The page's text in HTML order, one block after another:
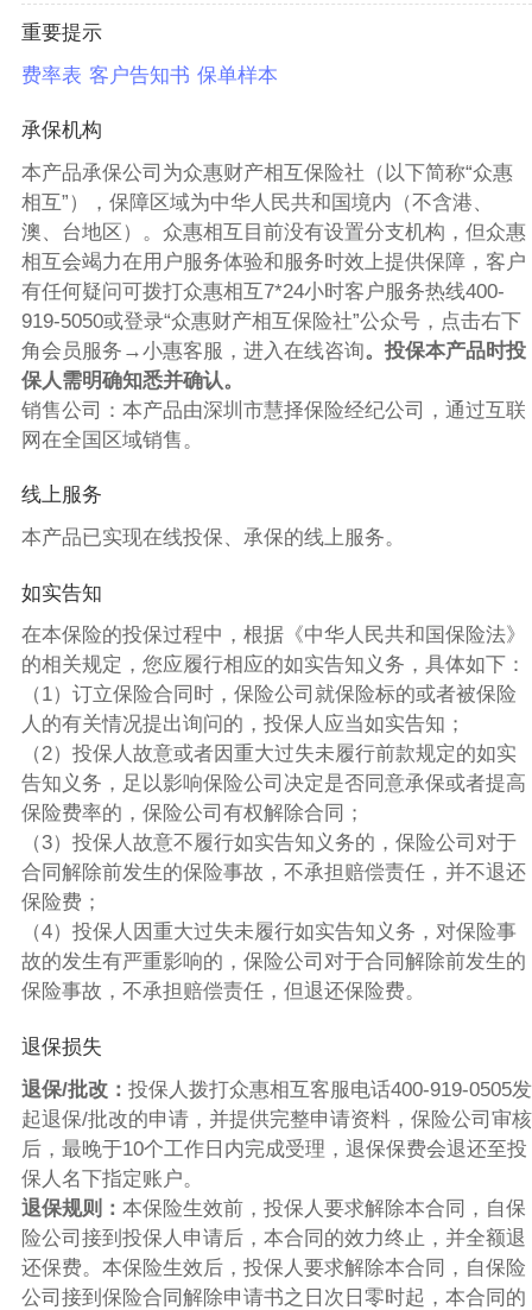
重要提示
费率表 客户告知书 保单样本
承保机构
本产品承保公司为众惠财产相互保险社（以下简称“众惠
相互”），保障区域为中华人民共和国境内（不含港、
澳、台地区）。众惠相互目前没有设置分支机构，但众惠
相互会竭力在用户服务体验和服务时效上提供保障，客户
有任何疑问可拨打众惠相互7*24小时客户服务热线400-
919-5050或登录“众惠财产相互保险社”公众号，点击右下
角会员服务→小惠客服，进入在线咨询。投保本产品时投
保人需明确知悉并确认。
销售公司：本产品由深圳市慧择保险经纪公司，通过互联
网在全国区域销售。
线上服务
本产品已实现在线投保、承保的线上服务。
如实告知
在本保险的投保过程中，根据《中华人民共和国保险法》
的相关规定，您应履行相应的如实告知义务，具体如下：
（1）订立保险合同时，保险公司就保险标的或者被保险
人的有关情况提出询问的，投保人应当如实告知；
（2）投保人故意或者因重大过失未履行前款规定的如实
告知义务，足以影响保险公司决定是否同意承保或者提高
保险费率的，保险公司有权解除合同；
（3）投保人故意不履行如实告知义务的，保险公司对于
合同解除前发生的保险事故，不承担赔偿责任，并不退还
保险费；
（4）投保人因重大过失未履行如实告知义务，对保险事
故的发生有严重影响的，保险公司对于合同解除前发生的
保险事故，不承担赔偿责任，但退还保险费。
退保损失
退保/批改： 投保人拨打众惠相互客服电话400-919-0505发
起退保/批改的申请，并提供完整申请资料，保险公司审核
后，最晚于10个工作日内完成受理，退保保费会退还至投
保人名下指定账户。
退保规则： 本保险生效前，投保人要求解除本合同，自保
险公司接到投保人申请后，本合同的效力终止，并全额退
还保费。本保险生效后，投保人要求解除本合同，自保险
公司接到保险合同解除申请书之日次日零时起，本合同的